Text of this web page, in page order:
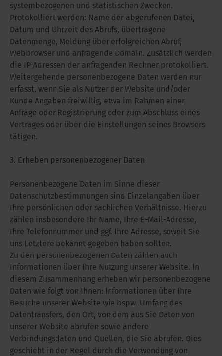
systembezogenen und statistischen Zwecken.
Protokolliert werden: Name der abgerufenen Datei,
Datum und Uhrzeit des Abrufs, übertragene
Datenmenge, Meldung über erfolgreichen Abruf,
Webbrowser und anfragende Domain. Zusätzlich werden
die IP Adressen der anfragenden Rechner protokolliert.
Weitergehende personenbezogene Daten werden nur
erfasst, wenn Sie als Nutzer der Website und/oder
Kunde Angaben freiwillig, etwa im Rahmen einer
Anfrage oder Registrierung oder zum Abschluss eines
Vertrages oder über die Einstellungen seines Browsers
tätigen.
3. Erheben personenbezogener Daten
Personenbezogene Daten im Sinne dieser
Datenschutzbestimmungen sind Einzelangaben über
Ihre persönlichen oder sachlichen Verhältnisse. Hierzu
zählen insbesondere Ihr Name, Ihre E-Mail-Adresse,
Ihre Telefonnummer und ggf. Ihre Adresse, soweit Sie
uns Letztere bekannt gegeben haben sollten.
Zu den personenbezogenen Daten zählen auch
Informationen über Ihre Nutzung unserer Website. In
diesem Zusammenhang erheben wir personenbezogene
Daten wie folgt von Ihnen: Informationen über Ihre
Besuche unserer Website wie bspw. Umfang des
Datentransfers, den Ort, von dem aus Sie Daten von
unserer Website abrufen sowie andere
Verbindungsdaten und Quellen, die Sie abrufen. Dies
geschieht in der Regel durch die Verwendung von